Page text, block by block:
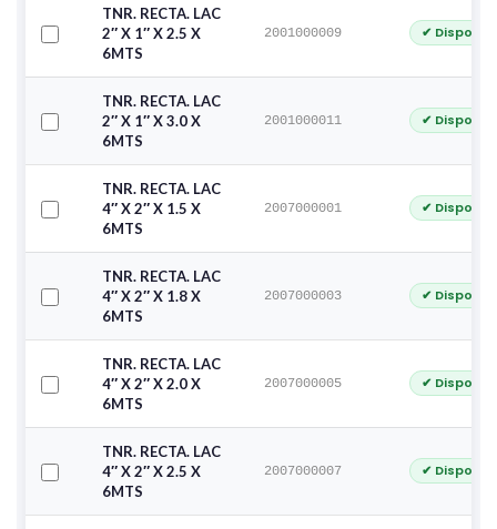
TNR. RECTA. LAC
2″ X 1″ X 2.5 X
6MTS
2001000009 ✔
TNR. RECTA. LAC
2″ X 1″ X 3.0 X
6MTS
2001000011 ✔
TNR. RECTA. LAC
4″ X 2″ X 1.5 X
6MTS
2007000001 ✔
TNR. RECTA. LAC
4″ X 2″ X 1.8 X
6MTS
2007000003 ✔
TNR. RECTA. LAC
4″ X 2″ X 2.0 X
6MTS
2007000005 ✔
TNR. RECTA. LAC
4″ X 2″ X 2.5 X
6MTS
2007000007 ✔